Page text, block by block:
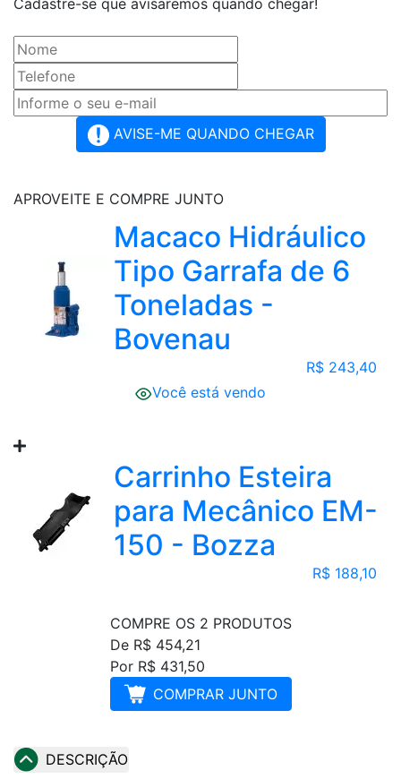
Cadastre-se que avisaremos quando chegar!
AVISE-ME QUANDO CHEGAR
APROVEITE E COMPRE JUNTO
Macaco Hidráulico
Tipo Garrafa de 6
Toneladas -
Bovenau
R$ 243,40
Você está vendo
Carrinho Esteira
para Mecânico EM-
150 - Bozza
R$ 188,10
COMPRE OS 2 PRODUTOS
De R$ 454,21
Por R$ 431,50
COMPRAR JUNTO
DESCRIÇÃO